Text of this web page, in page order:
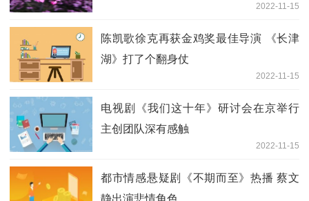
2022-11-15
陈凯歌徐克再获金鸡奖最佳导演 《长津
湖》打了个翻身仗
2022-11-15
电视剧《我们这十年》研讨会在京举行
主创团队深有感触
2022-11-15
都市情感悬疑剧《不期而至》热播 蔡文